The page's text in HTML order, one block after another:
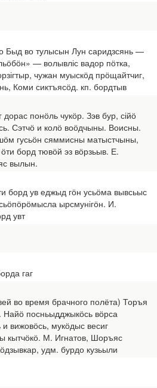
Быд во тулысын Лун саридзсянь —
— волывліс вадор пӧтка,
чужан муыскӧд прӧщайтчиг,
Коми сиктъясӧд. кп. бордтыв
понӧль чукӧр. Зэв бур, сійӧ
Сэтчӧ и колӧ воӧдчыны. Воисны.
гусьӧн сяммисны матыстчыны,
борд тювӧй эз вӧрзьыв. Е.
вылын.
борд ув еджыд гӧн усьӧма вывсьыс
ырсмунігӧн. И.
увт
гаг
во время брачного полёта) Торъя
Найӧ посньыдджыкӧсь вӧрса
вижовӧсь, мукӧдыс весиг
кытчӧкӧ. М. Игнатов, Шоръяс
удм. бурдо кузьыли